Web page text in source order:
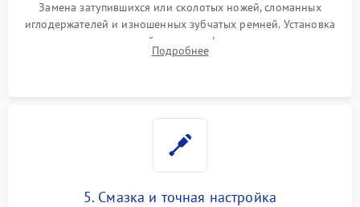
Замена затупившихся или сколотых ножей, сломанных
иглодержателей и изношенных зубчатых ремней. Установка
новых петлителей взамен деформированных.
Восстановление контактов в педали и цепях
Подробнее
5. Смазка и точная настройка